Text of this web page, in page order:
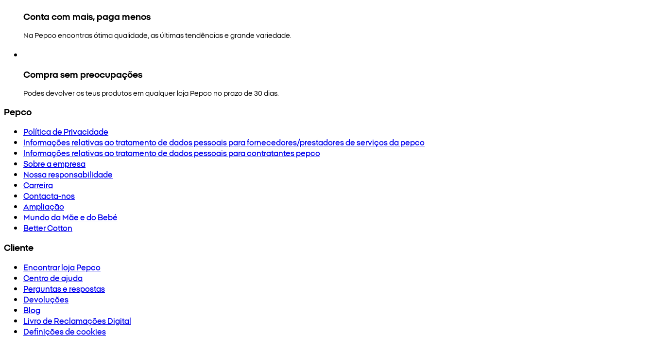
Conta com mais, paga menos
Na Pepco encontras ótima qualidade, as últimas tendências e grande variedade.
Compra sem preocupações
Podes devolver os teus produtos em qualquer loja Pepco no prazo de 30 dias.
Pepco
Política de Privacidade
Informações relativas ao tratamento de dados pessoais para fornecedores/prestadores de serviços da pepco
Informações relativas ao tratamento de dados pessoais para contratantes pepco
Sobre a empresa
Nossa responsabilidade
Carreira
Contacta-nos
Ampliação
Mundo da Mãe e do Bebé
Better Cotton
Cliente
Encontrar loja Pepco
Centro de ajuda
Perguntas e respostas
Devoluções
Blog
Livro de Reclamações Digital
Definições de cookies